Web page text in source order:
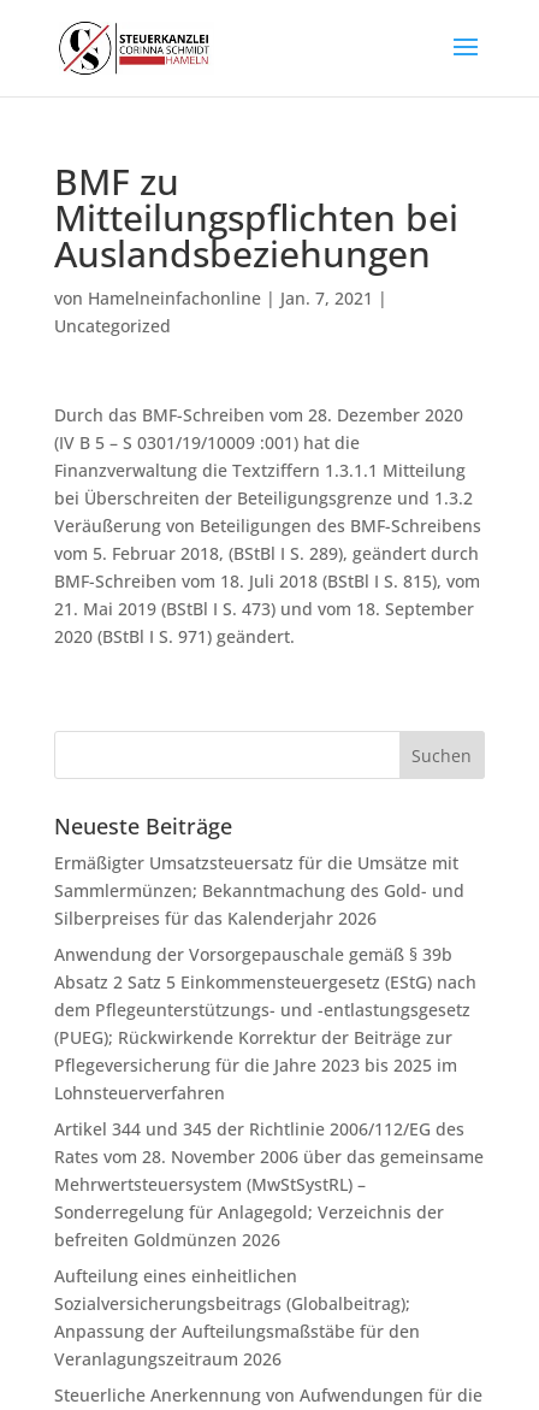
BMF zu
Mitteilungspflichten bei
Auslandsbeziehungen
von Hamelneinfachonline| Jan. 7, 2021 |
Uncategorized
Durch das BMF-Schreiben vom 28. Dezember 2020
(IV B 5 – S 0301/19/10009 :001) hat die
Finanzverwaltung die Textziffern 1.3.1.1 Mitteilung
bei Überschreiten der Beteiligungsgrenze und 1.3.2
Veräußerung von Beteiligungen des BMF-Schreibens
vom 5. Februar 2018, (BStBl I S. 289), geändert durch
BMF-Schreiben vom 18. Juli 2018 (BStBl I S. 815), vom
21. Mai 2019 (BStBl I S. 473) und vom 18. September
2020 (BStBl I S. 971) geändert.
Neueste Beiträge
Ermäßigter Umsatzsteuersatz für die Umsätze mit
Sammlermünzen; Bekanntmachung des Gold- und
Silberpreises für das Kalenderjahr 2026
Anwendung der Vorsorgepauschale gemäß § 39b
Absatz 2 Satz 5 Einkommensteuergesetz (EStG) nach
dem Pflegeunterstützungs- und -entlastungsgesetz
(PUEG); Rückwirkende Korrektur der Beiträge zur
Pflegeversicherung für die Jahre 2023 bis 2025 im
Lohnsteuerverfahren
Artikel 344 und 345 der Richtlinie 2006/112/EG des
Rates vom 28. November 2006 über das gemeinsame
Mehrwertsteuersystem (MwStSystRL) –
Sonderregelung für Anlagegold; Verzeichnis der
befreiten Goldmünzen 2026
Aufteilung eines einheitlichen
Sozialversicherungsbeitrags (Globalbeitrag);
Anpassung der Aufteilungsmaßstäbe für den
Veranlagungszeitraum 2026
Steuerliche Anerkennung von Aufwendungen für die